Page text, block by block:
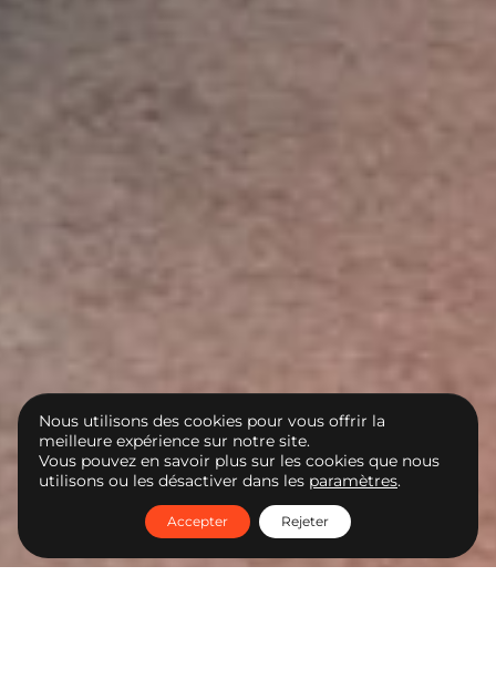
Nous utilisons des cookies pour vous offrir la
meilleure expérience sur notre site.
Vous pouvez en savoir plus sur les cookies que nous
utilisons ou les désactiver dans les paramètres.
Accepter Rejeter